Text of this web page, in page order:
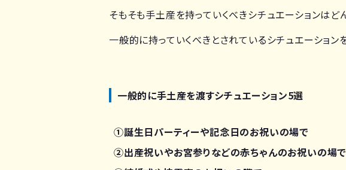
そもそも手土産を持っていくべきシチュエーションはど
一般的に持っていくべきとされているシチュエーション
一般的に手土産を渡すシチュエーション5選
①誕生日パーティーや記念日のお祝いの場で
②出産祝いやお宮参りなどの赤ちゃんのお祝いの場で